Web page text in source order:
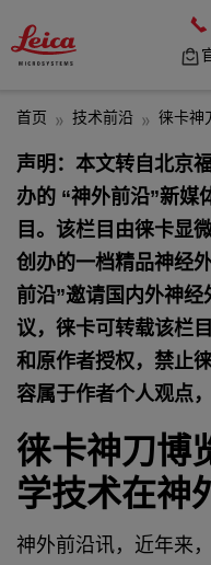
首页 技术前沿 徕卡神刀
声明：本文转自北京
办的 “神外前沿”新媒
目。该栏目由徕卡显
创办的一档精品神经
前沿”邀请国内外神
议，徕卡可转载该栏
和原作者授权，禁止
容属于作者个人观点
徕卡神刀博
学技术在神
神外前沿讯，近年来